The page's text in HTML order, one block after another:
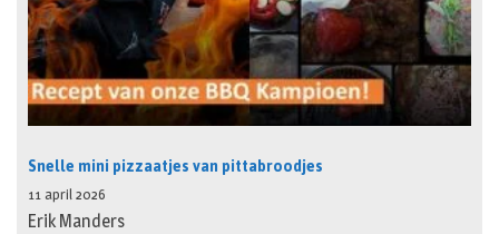
Snelle mini pizzaatjes van pittabroodjes
11 april 2026
Erik Manders